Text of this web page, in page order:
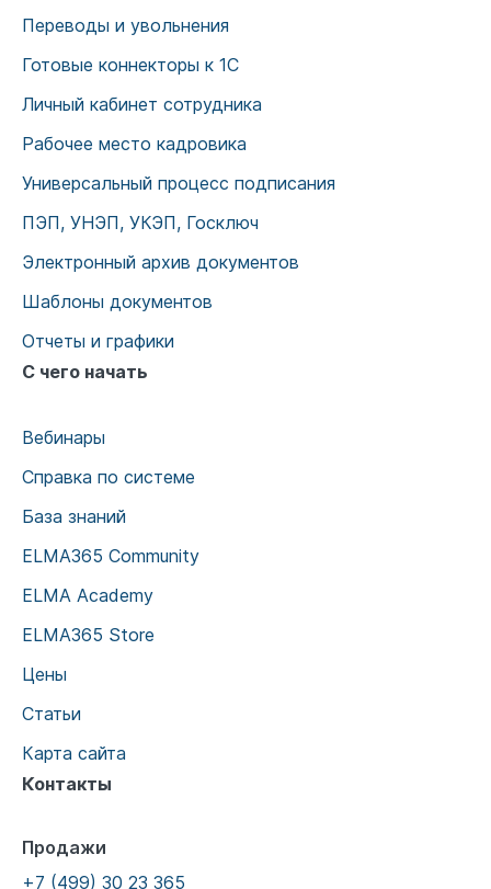
Переводы и увольнения
Готовые коннекторы к 1С
Личный кабинет сотрудника
Рабочее место кадровика
Универсальный процесс подписания
ПЭП, УНЭП, УКЭП, Госключ
Электронный архив документов
Шаблоны документов
Отчеты и графики
С чего начать
Вебинары
Справка по системе
База знаний
ELMA365 Community
ELMA Academy
ELMA365 Store
Цены
Статьи
Карта сайта
Контакты
Продажи
+7 (499) 30 23 365